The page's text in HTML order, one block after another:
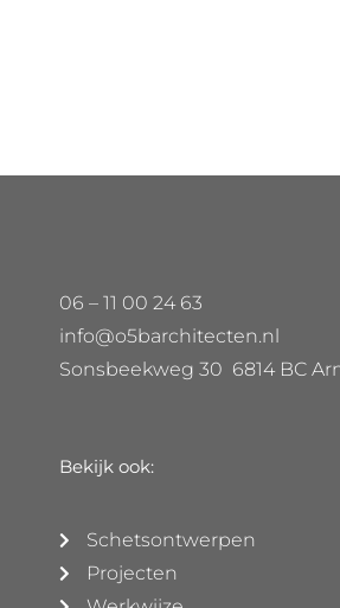
06 – 11 00 24 63
info@o5barchitecten.nl
Sonsbeekweg 30 6814 BC
Bekijk ook:
Schetsontwerpen
Projecten